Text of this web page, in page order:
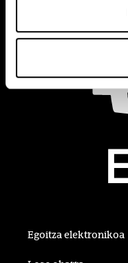
Egoitza elektronikoa